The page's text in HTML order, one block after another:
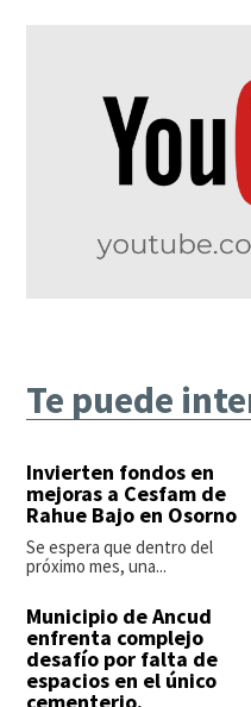
Te puede
Invierten fondos en
mejoras a Cesfam de
Rahue Bajo en Osorno
Se espera que dentro del
próximo mes, una...
Municipio de Ancud
enfrenta complejo
desafío por falta de
espacios en el único